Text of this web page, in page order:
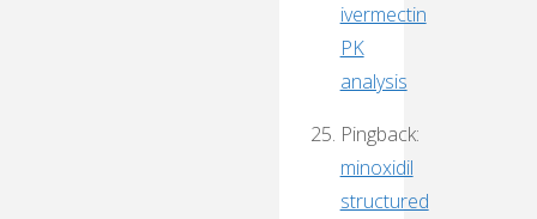
ivermectin
PK
analysis
Pingback:
minoxidil
structured